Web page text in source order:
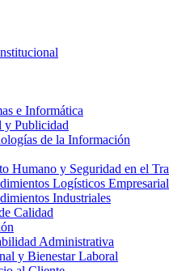
e Informática
y Publicidad
de la Información
Humano y Seguridad en el
Logísticos
Industriales
Calidad
Administrativa
y Bienestar Laboral